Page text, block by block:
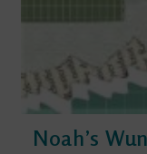
Noah’s